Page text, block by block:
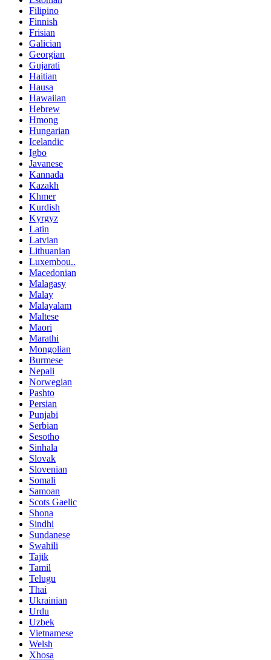
Filipino
Finnish
Frisian
Galician
Georgian
Gujarati
Haitian
Hausa
Hawaiian
Hebrew
Hmong
Hungarian
Icelandic
Igbo
Javanese
Kannada
Kazakh
Khmer
Kurdish
Kyrgyz
Latin
Latvian
Lithuanian
Luxembou..
Macedonian
Malagasy
Malay
Malayalam
Maltese
Maori
Marathi
Mongolian
Burmese
Nepali
Norwegian
Pashto
Persian
Punjabi
Serbian
Sesotho
Sinhala
Slovak
Slovenian
Somali
Samoan
Scots Gaelic
Shona
Sindhi
Sundanese
Swahili
Tajik
Tamil
Telugu
Thai
Ukrainian
Urdu
Uzbek
Vietnamese
Welsh
Xhosa